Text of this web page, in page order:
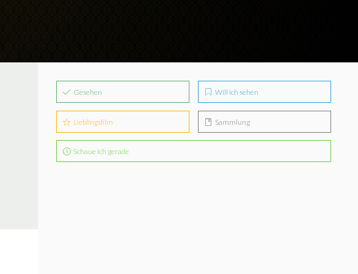
Gesehen Will ich sehen
Lieblingsfilm Sammlung
Schaue ich gerade